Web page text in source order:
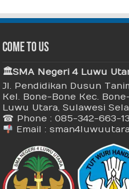
Come To Us
🏛 SMA Negeri 4 Luwu
Jl. Pendidikan Dusun
Kel. Bone-Bone Kec.
Luwu Utara, Sulawesi
☎ Phone : 085-342-663-
Email :